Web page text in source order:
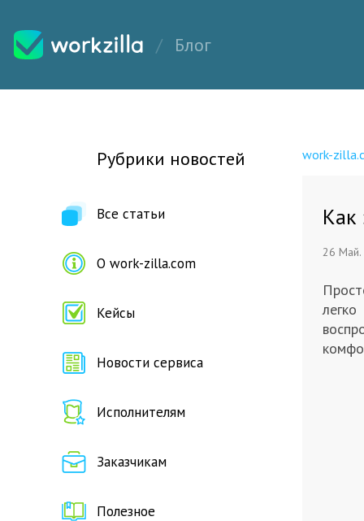
Блог
Рубрики новостей
Все статьи
О work-zilla.com
Кейсы
Новости сервиса
Исполнителям
Заказчикам
Полезное
work-
Как
26 Май.